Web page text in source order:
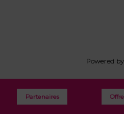
Powered by
Partenaires